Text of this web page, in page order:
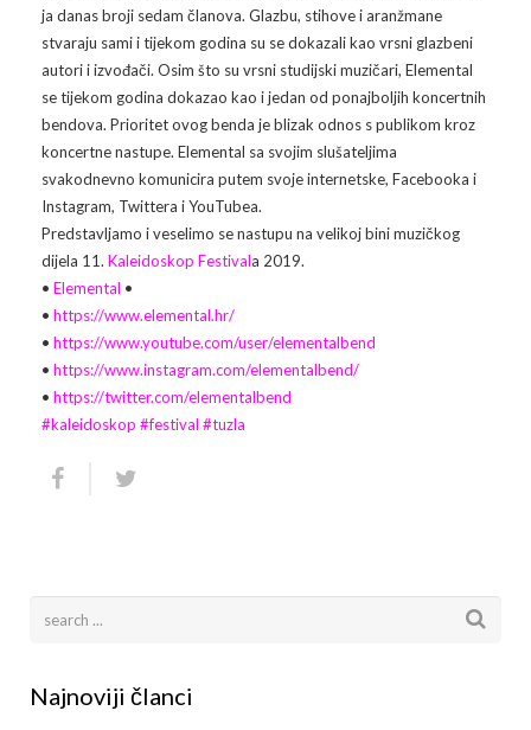
Video 2014
Video 2015
Video 2016
Video 2017
Video 2018
Galerija 2013
Galerija 2014
Galerija 2015
Galerija 2016
Galerija 2017
Galerija 2018
Galerija 2019
Galerija 2022
Galerija 2023
Galerija 2025
ja danas broji sedam članova. Glazbu, stihove i aranžmane
stvaraju sami i tijekom godina su se dokazali kao vrsni glazbeni
autori i izvođači. Osim što su vrsni studijski muzičari, Elemental
se tijekom godina dokazao kao i jedan od ponajboljih koncertnih
bendova. Prioritet ovog benda je blizak odnos s publikom kroz
koncertne nastupe. Elemental sa svojim slušateljima
svakodnevno komunicira putem svoje internetske, Facebooka i
Instagram, Twittera i YouTubea.
Predstavljamo i veselimo se nastupu na velikoj bini muzičkog
dijela 11. Kaleidoskop Festivala 2019.
• Elemental •
• https://www.elemental.hr/
• https://www.youtube.com/user/elementalbend
• https://www.instagram.com/elementalbend/
• https://twitter.com/elementalbend
#kaleidoskop #festival #tuzla
Najnoviji članci